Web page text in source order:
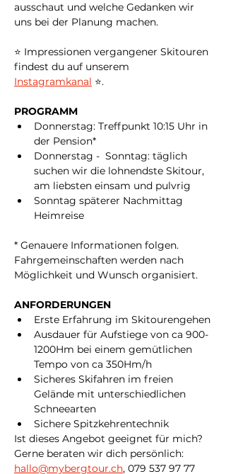
ausschaut und welche Gedanken wir
uns bei der Planung machen.
⭐️ Impressionen vergangener Skitouren
findest du auf unserem
Instagramkanal ⭐.
PROGRAMM
Donnerstag: Treffpunkt 10:15 Uhr in
der Pension*
Donnerstag -  Sonntag: täglich
suchen wir die lohnendste Skitour,
am liebsten einsam und pulvrig
Sonntag späterer Nachmittag
Heimreise
* Genauere Informationen folgen.
Fahrgemeinschaften werden nach
Möglichkeit und Wunsch organisiert.
ANFORDERUNGEN
Erste Erfahrung im Skitourengehen
Ausdauer für Aufstiege von ca 900-
1200Hm bei einem gemütlichen
Tempo von ca 350Hm/h
Sicheres Skifahren im freien
Gelände mit unterschiedlichen
Schneearten
Sichere Spitzkehrentechnik
Ist dieses Angebot geeignet für mich?
Gerne beraten wir dich persönlich:
hallo@mybergtour.ch, 079 537 97 77